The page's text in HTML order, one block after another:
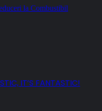
IT’S FANTASTIC!